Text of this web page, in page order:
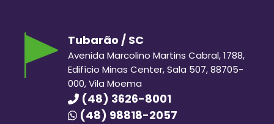
Tubarão / SC
Avenida Marcolino Martins Cabral, 1788,
Edifício Minas Center, Sala 507, 88705-
000, Vila Moema
(48) 3626-8001
(48) 98818-2057